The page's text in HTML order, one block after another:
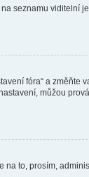
na seznamu viditelní
fóra“ a změňte
můžou
na to, prosím,